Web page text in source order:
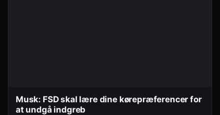
Musk: FSD skal lære dine kørepræferencer for
at undgå indgreb